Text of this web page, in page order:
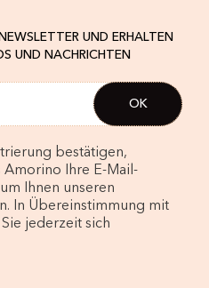
UND ERHALTEN
UND NACHRICHTEN
bestätigen,
Amorino Ihre E-Mail-
Ihnen unseren
In Übereinstimmung mit
jederzeit sich